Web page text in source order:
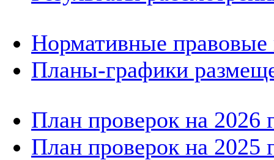
Нормативные
Планы-графики
План проверок на 2026
План проверок на 2025